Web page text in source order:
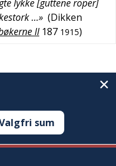
lykke [guttene roper]
…» (Dikken
II 187 1915)
sum